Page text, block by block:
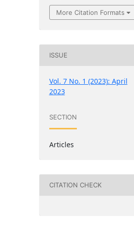
More Citation Formats
ISSUE
Vol. 7 No. 1 (2023): April
2023
SECTION
Articles
CITATION CHECK